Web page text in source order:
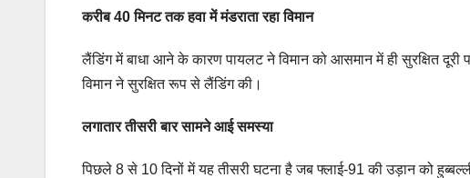
करीब 40 मिनट तक हवा में मंडराता रहा विमान
लैंडिंग में बाधा आने के कारण पायलट ने विमान को आसमान में ही सुरक्षित
विमान ने सुरक्षित रूप से लैंडिंग की।
लगातार तीसरी बार सामने आई समस्या
पिछले 8 से 10 दिनों में यह तीसरी घटना है जब फ्लाई-91 की उड़ान को